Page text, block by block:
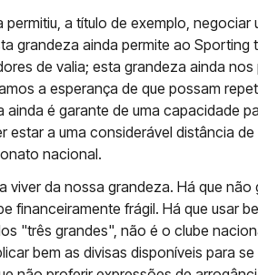
permitiu, a título de exemplo,
grandeza ainda permite ao
de valia; esta grandeza ainda
a esperança de que possam
ainda é garante de uma capacidade
estar a uma considerável distância
nacional.
viver da nossa grandeza. Há que
financeiramente frágil. Há que usar
"três grandes", não é o clube
bem as divisas disponíveis para